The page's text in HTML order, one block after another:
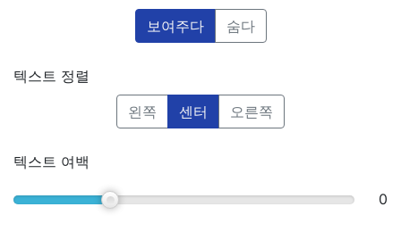
보여주다
숨다
텍스트 정렬
왼쪽
센터 오른쪽
텍스트 여백
0